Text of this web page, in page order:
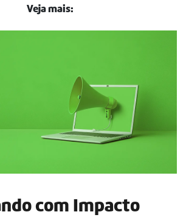
Veja mais:
com Impacto